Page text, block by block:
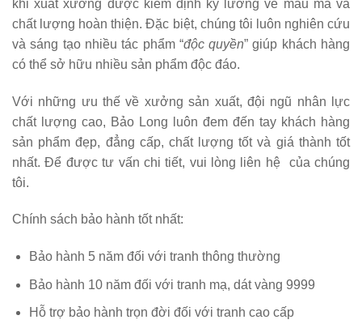
khi xuất xưởng được kiểm định kỹ lưỡng về mẫu mã và
chất lượng hoàn thiện. Đặc biệt, chúng tôi luôn nghiên cứu
và sáng tạo nhiều tác phẩm “độc quyền” giúp khách hàng
có thể sở hữu nhiều sản phẩm độc đáo.
Với những ưu thế về xưởng sản xuất, đội ngũ nhân lực
chất lượng cao, Bảo Long luôn đem đến tay khách hàng
sản phẩm đẹp, đẳng cấp, chất lượng tốt và giá thành tốt
nhất. Để được tư vấn chi tiết, vui lòng liên hệ
của chúng
tôi.
Chính sách bảo hành tốt nhất:
Bảo hành 5 năm đối với tranh thông thường
Bảo hành 10 năm đối với tranh mạ, dát vàng 9999
Hỗ trợ bảo hành trọn đời đối với tranh cao cấp